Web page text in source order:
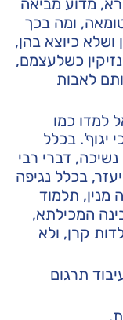
ומה בכך
ושלא כיוצא בהן,
כשלעצמם,
לאבות
למדו כמו
יגוף'. בכלל
דברי רבי
בכלל נגיפה
מנין, תלמוד
המכילתא,
קרן, ולא
תרגום